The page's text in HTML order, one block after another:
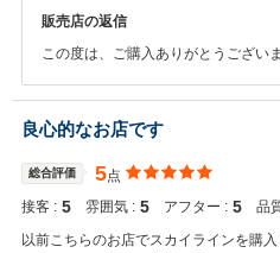
え＆取り付けについて相談させていただこうと思い
き合いができればうれしく思います(^^)
販売店の返信
この度は、ご購入ありがとうござい
ませんでした。ご相談に乗りますの
も、色々と力になれればと思ってい
願いします。
良心的なお店です
総合評価 5点
接客 : 5 雰囲気 : 5 アフター : 5 品
以前こちらのお店でスカイラインを購